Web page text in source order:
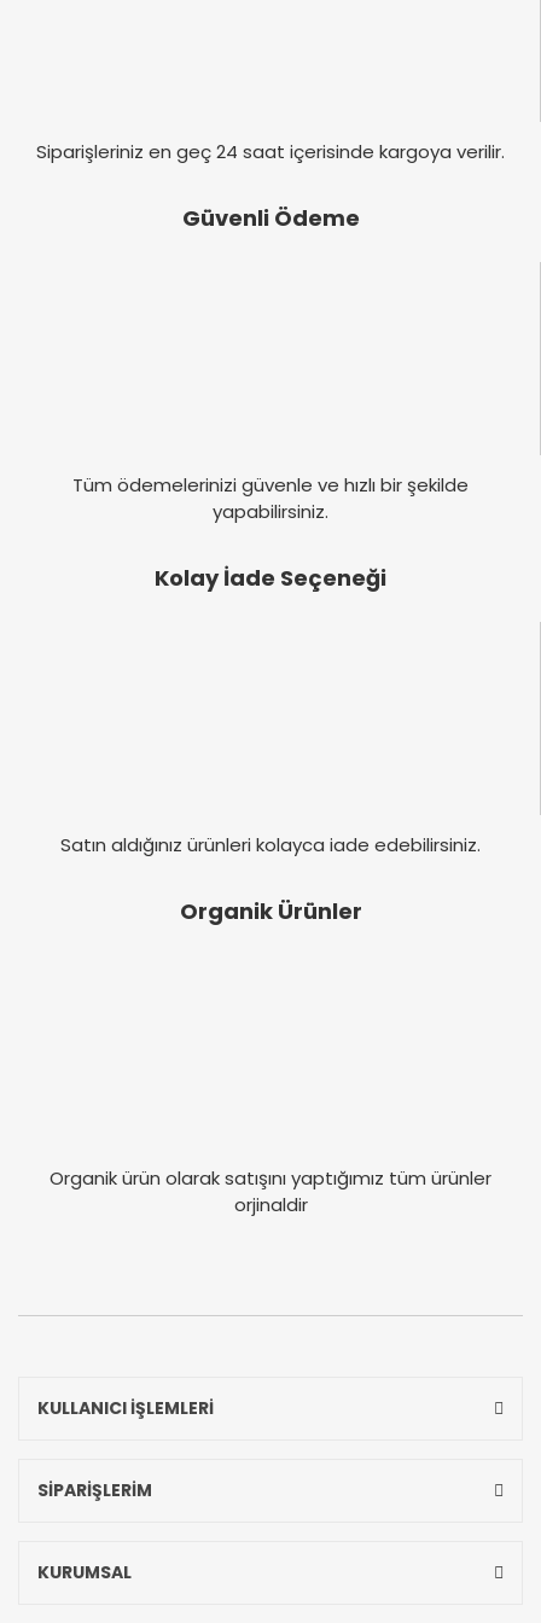
Siparişleriniz en geç 24 saat içerisinde kargoya verilir.
Güvenli Ödeme
Tüm ödemelerinizi güvenle ve hızlı bir şekilde
yapabilirsiniz.
Kolay İade Seçeneği
Satın aldığınız ürünleri kolayca iade edebilirsiniz.
Organik Ürünler
Organik ürün olarak satışını yaptığımız tüm ürünler
orjinaldir
KULLANICI İŞLEMLERİ
SİPARİŞLERİM
KURUMSAL